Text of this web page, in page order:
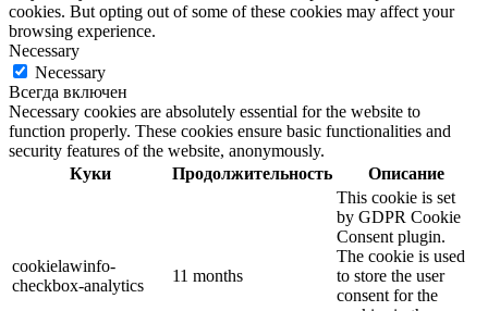
cookies. But opting out of some of these cookies may affect your
browsing experience.
Necessary
Necessary
Всегда включен
Necessary cookies are absolutely essential for the website to
function properly. These cookies ensure basic functionalities and
security features of the website, anonymously.
Куки
Продолжительность Описание
cookielawinfo-
checkbox-analytics
11 months
This cookie is set
by GDPR Cookie
Consent plugin.
The cookie is used
to store the user
consent for the